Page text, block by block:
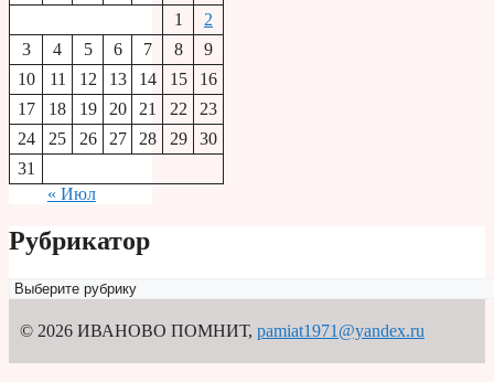
1
2
3
4 5 6 7 8
9
10
11 12 13 14 15
16
17
18 19 20 21 22
23
24
25 26 27 28 29
30
31
« Июл
Рубрикатор
Рубрикатор
© 2026 ИВАНОВО ПОМНИТ, pamiat1971@yandex.ru